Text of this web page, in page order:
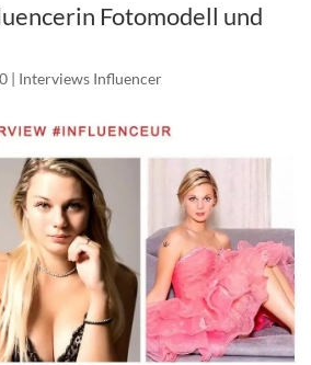
Fotomodell und
| Interviews Influencer